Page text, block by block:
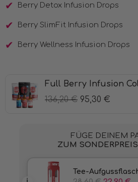
Berry Detox Infusion Drops
Berry SlimFit Infusion Drops
Berry Wellness Infusion Drops
Full Berry Infusion
136,20€ 95,30 €